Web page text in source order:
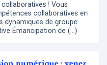
! Vous
collaboratives en
dynamiques de groupe
Émancipation de (…)